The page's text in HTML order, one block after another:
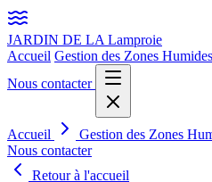
JARDIN DE LA Lamproie
Accueil Gestion des Zones Humides
Nous contacter
Accueil Gestion des Zones
Nous contacter
Retour à l'accueil